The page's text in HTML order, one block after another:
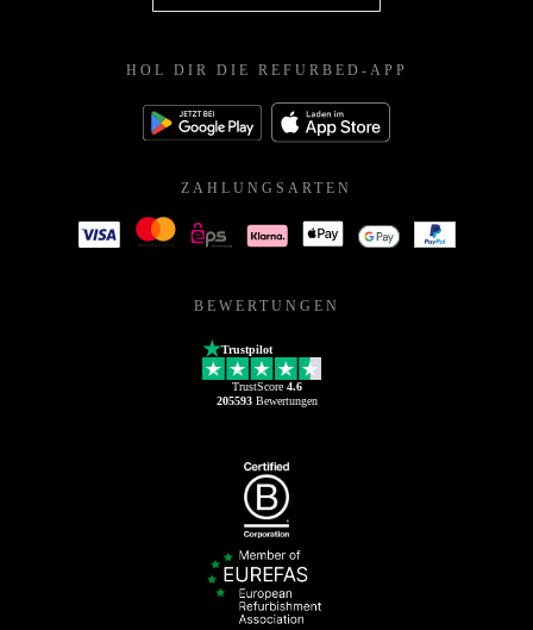
HOL DIR DIE REFURBED-APP
ZAHLUNGSARTEN
BEWERTUNGEN
Trustpilot
TrustScore 4.6
205593Bewertungen